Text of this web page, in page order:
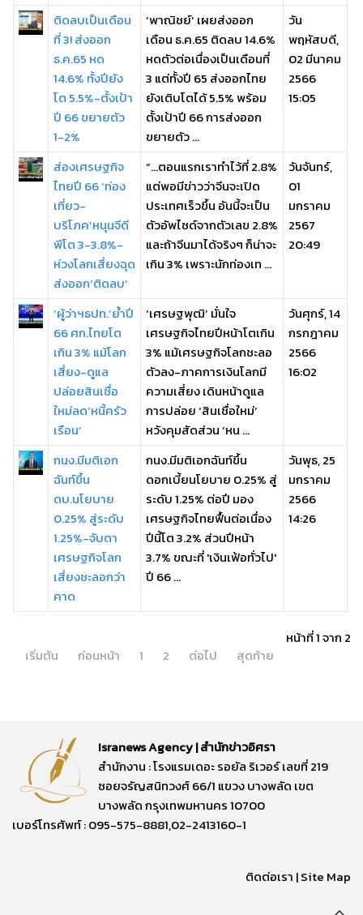
ติดลบเป็นเดือน
ที่ 3! ส่งออก
ธ.ค.65 หด
14.6% ทั้งปียัง
โต 5.5%-ตั้งเป้า
ปี 66 ขยายตัว
1-2%
‘พาณิชย์’ เผยส่งออก
เดือน ธ.ค.65 ติดลบ 14.6%
หดตัวต่อเนื่องเป็นเดือนที่
3 แต่ทั้งปี 65 ส่งออกไทย
ยังเติบโตได้ 5.5% พร้อม
ตั้งเป้าปี 66 การส่งออก
ขยายตัว ...
วัน
พฤหัสบดี,
02 มีนาคม
2566
15:05
ส่องเศรษฐกิจ
ไทยปี 66 ‘ท่อง
เที่ยว-
บริโภค’หนุนจีดี
พีโต 3-3.8%-
ห่วงโลกเสี่ยงฉุด
ส่งออก‘ติดลบ’
“…ตอนแรกเราทำไว้ที่ 2.8%
แต่พอมีข่าวว่าจีนจะเปิด
ประเทศเร็วขึ้น อันนี้จะเป็น
ตัวอัพไซด์จากตัวเลข 2.8%
และถ้าจีนมาได้จริงๆ ก็น่าจะ
เกิน 3% เพราะนักท่องเท ...
วันจันทร์,
01
มกราคม
2567
20:49
‘ผู้ว่าฯธปท.’ย้ำปี
66 ศก.ไทยโต
เกิน 3% แม้โลก
เสี่ยง-ดูแล
ปล่อยสินเชื่อ
ใหม่ลด‘หนี้ครัว
เรือน’
‘เศรษฐพุฒิ’ มั่นใจ
เศรษฐกิจไทยปีหน้าโตเกิน
3% แม้เศรษฐกิจโลกชะลอ
ตัวลง-ภาคการเงินโลกมี
ความเสี่ยง เดินหน้าดูแล
การปล่อย ‘สินเชื่อใหม่’
หวังคุมสัดส่วน ‘หน ...
วันศุกร์, 14
กรกฎาคม
2566
16:02
กนง.มีมติเอก
ฉันท์ขึ้น
ดบ.นโยบาย
0.25% สู่ระดับ
1.25%-จับตา
เศรษฐกิจโลก
เสี่ยงชะลอกว่า
คาด
กนง.มีมติเอกฉันท์ขึ้น
ดอกเบี้ยนโยบาย 0.25% สู่
ระดับ 1.25% ต่อปี มอง
เศรษฐกิจไทยฟื้นต่อเนื่อง
ปีนี้โต 3.2% ส่วนปีหน้า
3.7% ขณะที่ 'เงินเฟ้อทั่วไป'
ปี 66 ...
วันพุธ, 25
มกราคม
2566
14:26
หน้าที่ 1 จาก 2
เริ่มต้น
ก่อนหน้า 1 2 ต่อไป สุดท้าย
Isranews Agency | สำนักข่าวอิศรา
สำนักงาน : โรงแรมเดอะ รอยัล ริเวอร์ เลขที่ 219
ซอยจรัญสนิทวงศ์ 66/1 แขวง บางพลัด เขต
บางพลัด กรุงเทพมหานคร 10700
เบอร์โทรศัพท์ : 095-575-8881,02-2413160-1
ติดต่อเรา |Site Map